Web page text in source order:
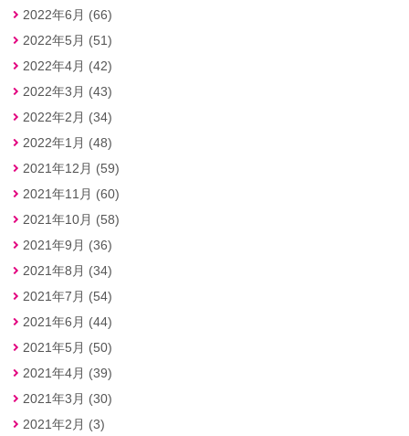
2022年6月 (66)
2022年5月 (51)
2022年4月 (42)
2022年3月 (43)
2022年2月 (34)
2022年1月 (48)
2021年12月 (59)
2021年11月 (60)
2021年10月 (58)
2021年9月 (36)
2021年8月 (34)
2021年7月 (54)
2021年6月 (44)
2021年5月 (50)
2021年4月 (39)
2021年3月 (30)
2021年2月 (3)